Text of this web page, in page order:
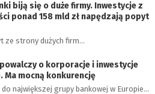
biją się o duże firmy. Inwestycje z
ponad 158 mld zł napędzają popyt
ze strony dużych firm…
o korporacje i inwestycje
mocną konkurencję
największej grupy bankowej w Europie…